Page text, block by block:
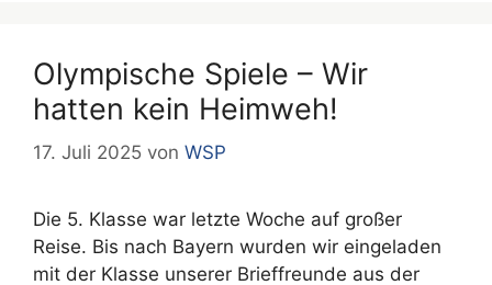
Olympische Spiele – Wir
hatten kein Heimweh!
17. Juli 2025 von WSP
Die 5. Klasse war letzte Woche auf großer
Reise. Bis nach Bayern wurden wir eingeladen
mit der Klasse unserer Brieffreunde aus der